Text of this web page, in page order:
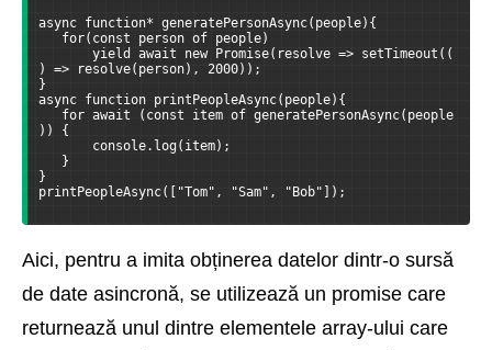
async function* generatePersonAsync(people){
for(const person of people)
yield await new Promise(resolve => setTimeout((
) => resolve(person), 2000));
}
async function printPeopleAsync(people){
for await (const item of generatePersonAsync(people
)) {
console.log(item);
}
}
printPeopleAsync(["Tom", "Sam", "Bob"]);
Aici, pentru a imita obținerea datelor dintr-o sursă
de date asincronă, se utilizează un promise care
returnează unul dintre elementele array-ului care